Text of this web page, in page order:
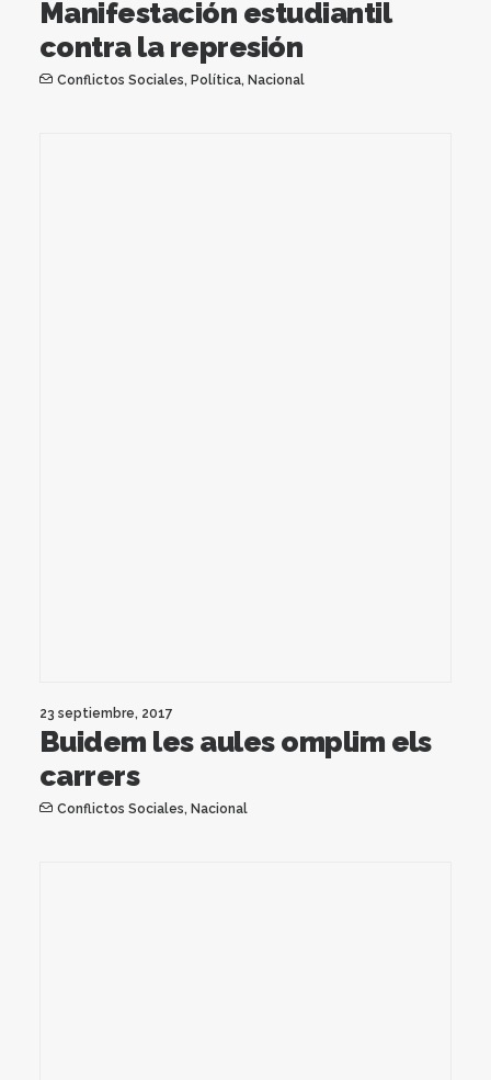
Manifestación estudiantil
contra la represión
Conflictos Sociales, Política, Nacional
23 septiembre, 2017
Buidem les aules omplim els
carrers
Conflictos Sociales, Nacional